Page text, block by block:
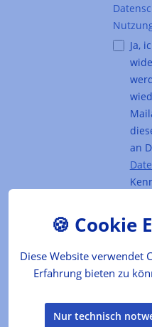
Ja,
an
Artikel-Nr. :
EAN:
Das Produkt
Diese Website verwendet
Erfahrung bieten zu
Nur technisch